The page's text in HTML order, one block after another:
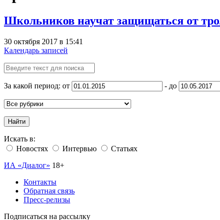
Школьников научат защищаться от
30 октября 2017 в 15:41
Календарь записей
За какой период: от - до
Найти
Искать в:
Новостях
Интервью
Статьях
ИА «Диалог» 18+
Контакты
Обратная связь
Пресс-релизы
Подписаться на рассылку